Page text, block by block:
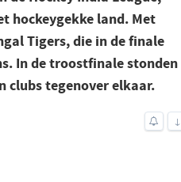
hockeygekke land. Met
Tigers, die in de finale
In de troostfinale stonden
clubs tegenover elkaar.
↓